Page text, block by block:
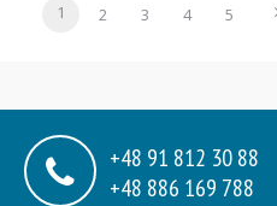
1 2 3 4 5
+48 91 812 30 88
+48 886 169 788